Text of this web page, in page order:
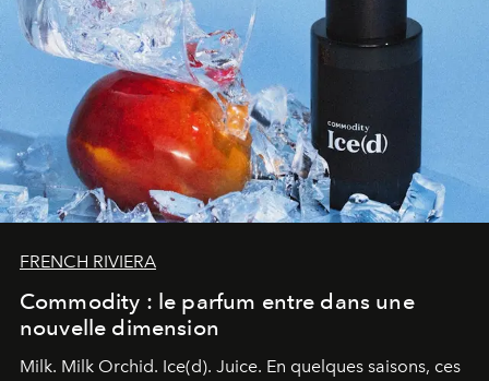
FRENCH RIVIERA
Commodity : le parfum entre dans une
nouvelle dimension
Milk. Milk Orchid. Ice(d). Juice. En quelques saisons, ces